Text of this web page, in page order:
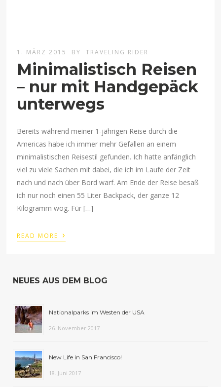
1. MÄRZ 2015 BY TRAVELING RIDER
Minimalistisch Reisen
– nur mit Handgepäck
unterwegs
Bereits während meiner 1-jährigen Reise durch die
Americas habe ich immer mehr Gefallen an einem
minimalistischen Reisestil gefunden. Ich hatte anfänglich
viel zu viele Sachen mit dabei, die ich im Laufe der Zeit
nach und nach über Bord warf. Am Ende der Reise besaß
ich nur noch einen 55 Liter Backpack, der ganze 12
Kilogramm wog. Für […]
READ MORE ›
NEUES AUS DEM BLOG
Nationalparks im Westen der USA
26. November 2017
New Life in San Francisco!
18. Juni 2017